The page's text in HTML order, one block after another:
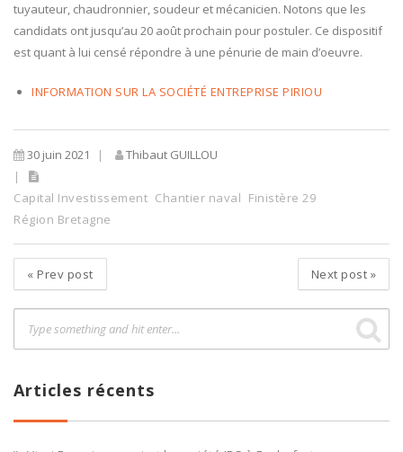
tuyauteur, chaudronnier, soudeur et mécanicien. Notons que les
candidats ont jusqu’au 20 août prochain pour postuler. Ce dispositif
est quant à lui censé répondre à une pénurie de main d’oeuvre.
INFORMATION SUR LA SOCIÉTÉ ENTREPRISE PIRIOU
30 juin 2021 Thibaut GUILLOU
Capital Investissement Chantier naval Finistère 29
Région Bretagne
« Prev post Next post »
Articles récents